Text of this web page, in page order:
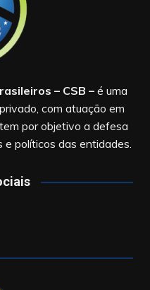
– CSB –é uma
com atuação em
por objetivo a defesa
e políticos das entidades.